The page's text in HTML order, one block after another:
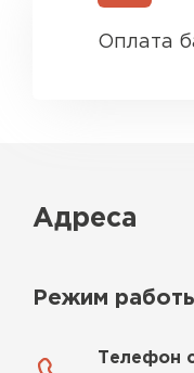
Оплата
Адреса
Режим
Телефон